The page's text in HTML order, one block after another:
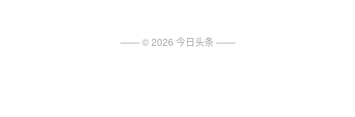
—— ©2026 今日头条 ——